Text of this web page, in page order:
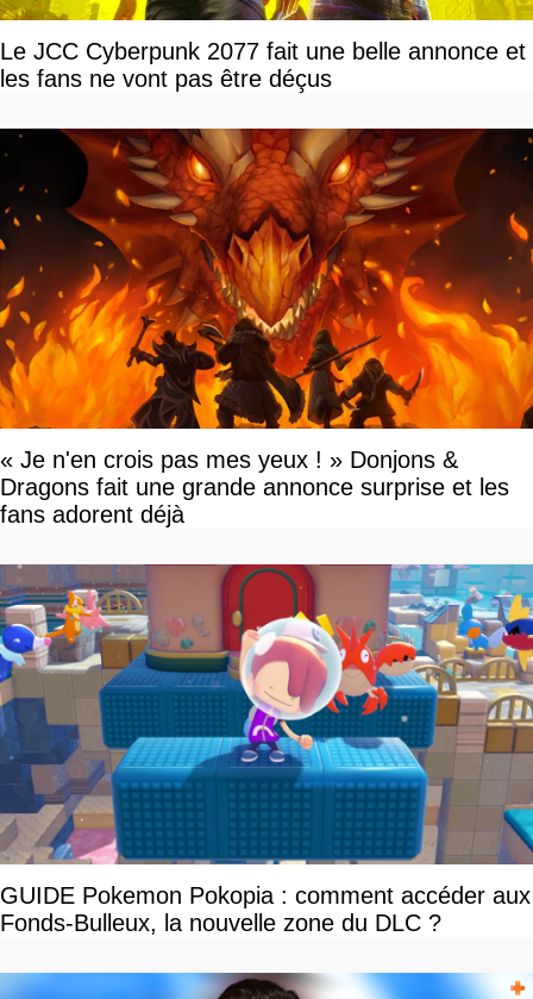
Le JCC Cyberpunk 2077 fait une belle annonce et
les fans ne vont pas être déçus
« Je n'en crois pas mes yeux ! » Donjons &
Dragons fait une grande annonce surprise et les
fans adorent déjà
GUIDE Pokemon Pokopia : comment accéder aux
Fonds-Bulleux, la nouvelle zone du DLC ?